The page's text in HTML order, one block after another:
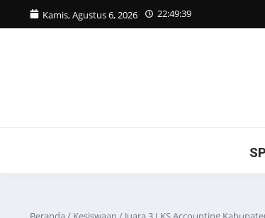
Lewati ke konten
Kamis, Agustus 6, 2026 22:49:39